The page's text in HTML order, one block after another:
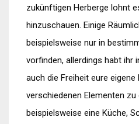
zukünftigen Herberge lohnt
hinzuschauen. Einige
beispielsweise nur in
vorfinden, allerdings habt ihr
auch die Freiheit eure
verschiedenen Elementen
beispielsweise eine Küche,